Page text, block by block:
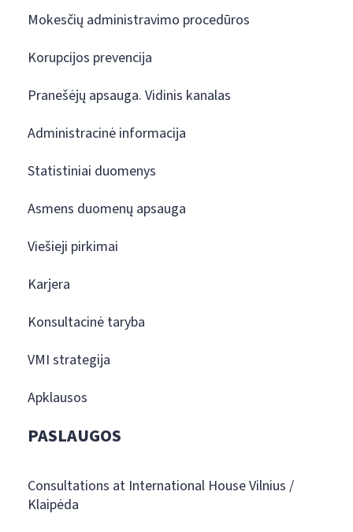
Mokesčių administravimo procedūros
Korupcijos prevencija
Pranešėjų apsauga. Vidinis kanalas
Administracinė informacija
Statistiniai duomenys
Asmens duomenų apsauga
Viešieji pirkimai
Karjera
Konsultacinė taryba
VMI strategija
Apklausos
PASLAUGOS
Consultations at International House Vilnius /
Klaipėda